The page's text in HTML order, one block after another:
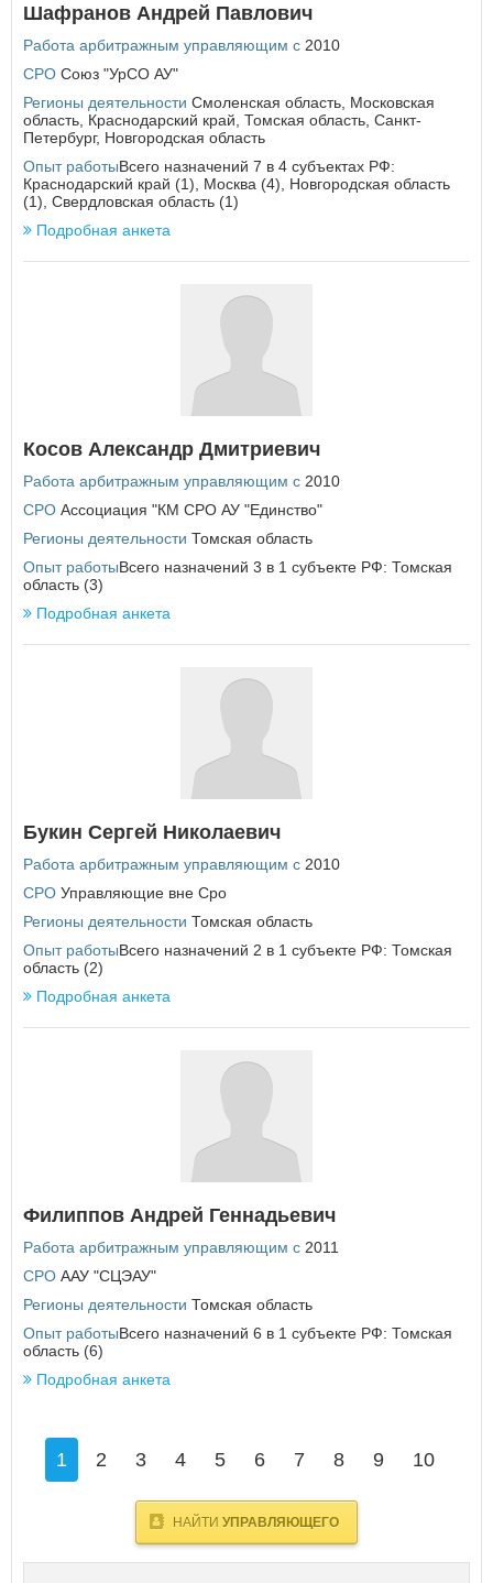
Ярославская область
Шафранов Андрей Павлович
Работа арбитражным управляющим с 2010
СРО Союз "УрСО АУ"
Регионы деятельности Смоленская область Московская
область Краснодарский край Томская область Санкт-
Петербург, Новгородская область
Опыт работыВсего назначений 7 в 4 субъектах РФ:
Краснодарский край (1), Москва (4), Новгородская область
(1), Свердловская область (1)
Подробная анкета
Косов Александр Дмитриевич
Работа арбитражным управляющим с 2010
СРО Ассоциация "КМ СРО АУ "Единство"
Регионы деятельности Томская область
Опыт работыВсего назначений 3 в 1 субъекте РФ: Томская
область (3)
Подробная анкета
Букин Сергей Николаевич
Работа арбитражным управляющим с 2010
СРО Управляющие вне Сро
Регионы деятельности Томская область
Опыт работыВсего назначений 2 в 1 субъекте РФ: Томская
область (2)
Подробная анкета
Филиппов Андрей Геннадьевич
Работа арбитражным управляющим с 2011
СРО ААУ "СЦЭАУ"
Регионы деятельности Томская область
Опыт работыВсего назначений 6 в 1 субъекте РФ: Томская
область (6)
Подробная анкета
1 2 3 4 5 6 7 8 9 10
НАЙТИ УПРАВЛЯЮЩЕГО